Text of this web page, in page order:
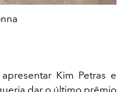
Kim Petras e